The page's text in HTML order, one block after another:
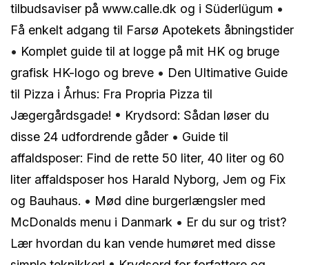
tilbudsaviser på www.calle.dk og i Süderlügum •
Få enkelt adgang til Farsø Apotekets åbningstider
• Komplet guide til at logge på mit HK og bruge
grafisk HK-logo og breve • Den Ultimative Guide
til Pizza i Århus: Fra Propria Pizza til
Jægergårdsgade! • Krydsord: Sådan løser du
disse 24 udfordrende gåder • Guide til
affaldsposer: Find de rette 50 liter, 40 liter og 60
liter affaldsposer hos Harald Nyborg, Jem og Fix
og Bauhaus. • Mød dine burgerlængsler med
McDonalds menu i Danmark • Er du sur og trist?
Lær hvordan du kan vende humøret med disse